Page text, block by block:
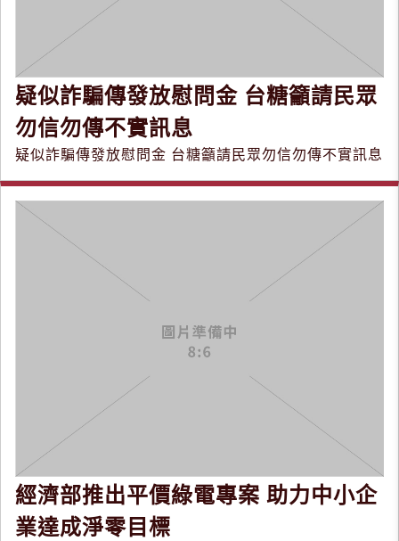
疑似詐騙傳發放慰問金 台糖籲請民眾
勿信勿傳不實訊息
疑似詐騙傳發放慰問金 台糖籲請民眾勿信勿傳不實訊息
經濟部推出平價綠電專案 助力中小企
業達成淨零目標